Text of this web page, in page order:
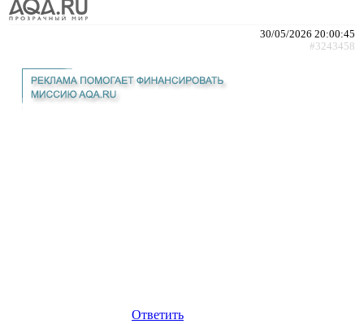
30/05/2026 20:00:45
#3243458
Ответить